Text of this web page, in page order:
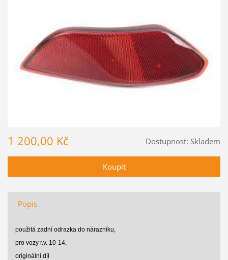
Dostupnost: Skladem
1 200,00 Kč
Popis
použitá zadní odrazka do nárazníku,
pro vozy r.v. 10-14,
originální díl